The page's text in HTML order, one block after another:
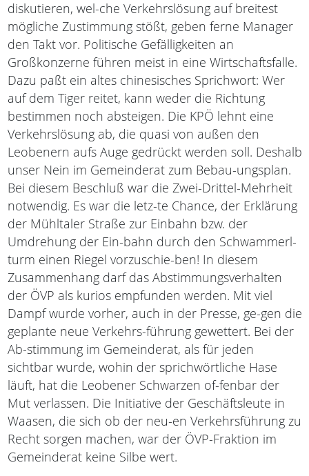
diskutieren, wel-che Verkehrslösung auf breitest
mögliche Zustimmung stößt, geben ferne Manager
den Takt vor. Politische Gefälligkeiten an
Großkonzerne führen meist in eine Wirtschaftsfalle.
Dazu paßt ein altes chinesisches Sprichwort: Wer
auf dem Tiger reitet, kann weder die Richtung
bestimmen noch absteigen. Die KPÖ lehnt eine
Verkehrslösung ab, die quasi von außen den
Leobenern aufs Auge gedrückt werden soll. Deshalb
unser Nein im Gemeinderat zum Bebau-ungsplan.
Bei diesem Beschluß war die Zwei-Drittel-Mehrheit
notwendig. Es war die letz-te Chance, der Erklärung
der Mühltaler Straße zur Einbahn bzw. der
Umdrehung der Ein-bahn durch den Schwammerl-
turm einen Riegel vorzuschie-ben! In diesem
Zusammenhang darf das Abstimmungsverhalten
der ÖVP als kurios empfunden werden. Mit viel
Dampf wurde vorher, auch in der Presse, ge-gen die
geplante neue Verkehrs-führung gewettert. Bei der
Ab-stimmung im Gemeinderat, als für jeden
sichtbar wurde, wohin der sprichwörtliche Hase
läuft, hat die Leobener Schwarzen of-fenbar der
Mut verlassen. Die Initiative der Geschäftsleute in
Waasen, die sich ob der neu-en Verkehrsführung zu
Recht sorgen machen, war der ÖVP-Fraktion im
Gemeinderat keine Silbe wert.